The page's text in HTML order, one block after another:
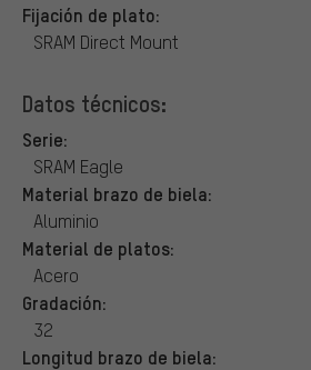
Fijación de plato:
SRAM Direct Mount
Datos técnicos:
Serie:
SRAM Eagle
Material brazo de biela:
Aluminio
Material de platos:
Acero
Gradación:
32
Longitud brazo de biela: